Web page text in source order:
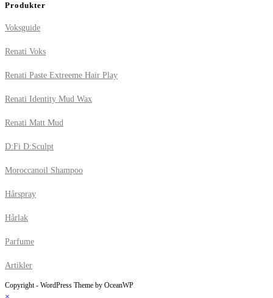
Produkter
Voksguide
Renati Voks
Renati Paste Extreeme Hair Play
Renati Identity Mud Wax
Renati Matt Mud
D:Fi D:Sculpt
Moroccanoil Shampoo
Hårspray
Hårlak
Parfume
Artikler
Copyright - WordPress Theme by OceanWP